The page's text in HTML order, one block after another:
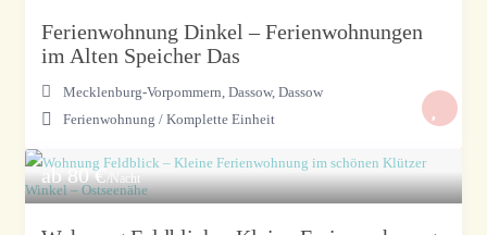
Ferienwohnung Dinkel – Ferienwohnungen
im Alten Speicher Das
Mecklenburg-Vorpommern, Dassow,Dassow
Ferienwohnung /Komplette Einheit
ab 80 €/Nacht